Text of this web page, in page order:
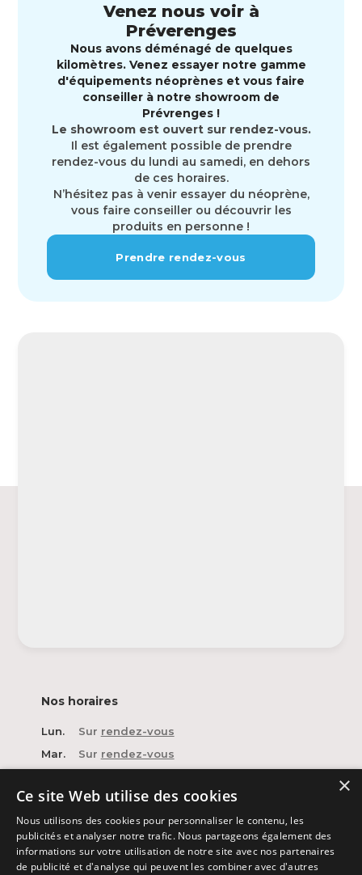
Venez nous voir à
Préverenges
Nous avons déménagé de quelques
kilomètres. Venez essayer notre gamme
d'équipements néoprènes et vous faire
conseiller à notre showroom de
Prévrenges !
Le showroom est ouvert sur rendez-vous.
Il est également possible de prendre
rendez-vous du lundi au samedi, en dehors
de ces horaires.
N’hésitez pas à venir essayer du néoprène,
vous faire conseiller ou découvrir les
produits en personne !
Prendre rendez-vous
Nos horaires
Lun. Sur rendez-vous
Mar.
Sur rendez-vous
Jeu.
Sur rendez-vous
Ven.
Surrendez-vous
Sur
Dim.
Fermé
×
Ce site Web utilise des cookies
Nous utilisons des cookies pour personnaliser le contenu, les
publicités et analyser notre trafic. Nous partageons également des
informations sur votre utilisation de notre site avec nos partenaires
de publicité et d'analyse qui peuvent les combiner avec d'autres